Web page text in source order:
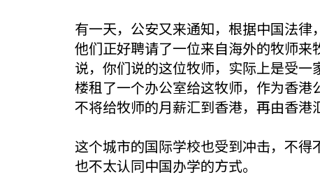
有一天，公安又来通知，根据中国法
他们正好聘请了一位来自海外的牧师
说，你们说的这位牧师，实际上是受
楼租了一个办公室给这牧师，作为香
不将给牧师的月薪汇到香港，再由香港
这个城市的国际学校也受到冲击，不
也不太认同中国办学的方式。